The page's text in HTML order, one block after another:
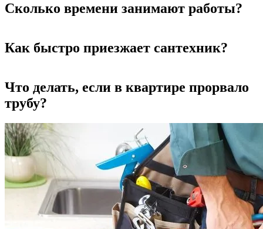
Сколько времени занимают работы?
Как быстро приезжает сантехник?
Что делать, если в квартире прорвало
трубу?